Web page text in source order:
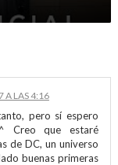
A LAS 4:16
pero sí espero
Creo que estaré
de DC, un universo
buenas primeras